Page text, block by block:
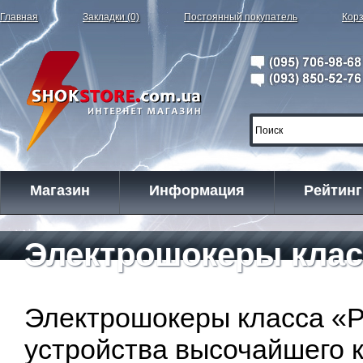
Главная Закладки (0) Постоянный покупатель
Магазин Информация
Электрошокеры
Электрошокеры класса
устройства высочайшего